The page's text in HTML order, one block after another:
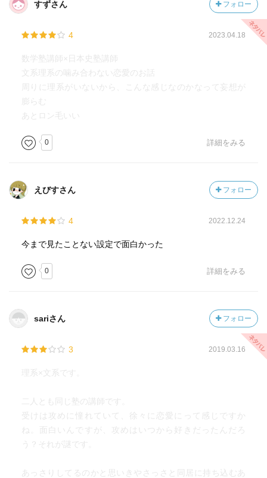
すずさん フォロー
4 2023.04.18
数学塾講師×日本史塾講師
文系理系の噛み合わない恋愛のお話
周りに理系がいないから、こんな感じなのかなって妄想が
膨らむ
あとロン毛いい
0 詳細をみる
えびすさん フォロー
4 2022.12.24
今まで見たことない設定で面白かった
0 詳細をみる
sariさん フォロー
3 2019.03.16
理系×文系です。
二人とも同じ塾の講師です。
受けは攻めに憧れていて、徐々に恋愛にって感じですか
ね。面白いんですが、攻めはいつから好きだったんだろ
う？それが謎です。
あっさりしてるのかと思いきやさっさと同居に持ち込むあ